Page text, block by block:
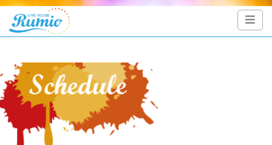
無観客配信】「CLACK inc. 侵蝕プログラム 」 ー 定期無料単
独公演 ー 作戦No.02">